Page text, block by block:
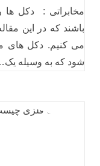
مخابراتی : دکل ها
باشند که در این
می کنیم. دکل های
شود که به وسیله